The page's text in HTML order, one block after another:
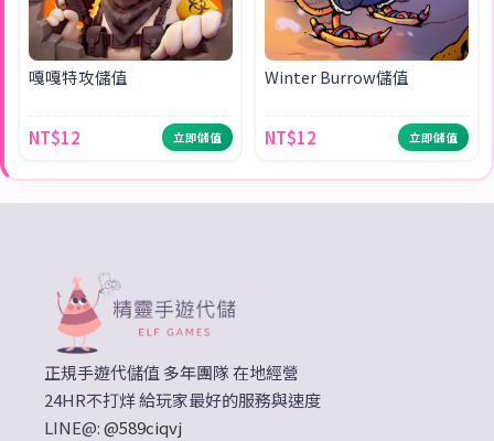
嘎嘎特攻儲值
NT$12 立即儲值
Winter Burrow儲值
NT$12 立即儲值
正規手遊代儲值 多年團隊 在地經營
24HR不打烊 給玩家最好的服務與速度
LINE@:@589ciqvj